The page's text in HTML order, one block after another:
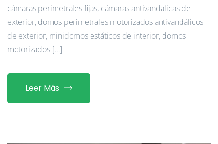
cámaras perimetrales fijas, cámaras antivandálicas de
exterior, domos perimetrales motorizados antivandálicos
de exterior, minidomos estáticos de interior, domos
motorizados […]
Leer Más